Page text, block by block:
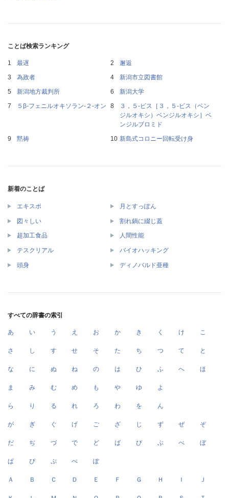
ことば検索ランキング
最遅
邂逅
為政者
新潟市立図書館
新潟地方裁判所
新潟大学
５β‐フェニルオキソラン‐２‐オン
３，５‐ビス［３，５‐ビス（ベン
ジルオキシ）ベンジルオキシ］ベ
ンジルブロミド
黙祷
新島式コロニー回転受け身
新着のことば
エキスポ 月とすっぽん
図々しい 割れ鍋に綴じ蓋
超加工食品 人間性能
テスクリアル バイオハッキング
頭身 ディノバルド亜種
すべての辞書の索引
あ い う え お か き く け こ
さ し す せ そ た ち つ て と
な に ぬ ね の は ひ ふ へ ほ
ま み む め も や ゆ よ
ら り る れ ろ わ を ん
が ぎ ぐ げ ご ざ じ ず ぜ ぞ
だ ぢ づ で ど ば び ぶ べ ぼ
ぱ ぴ ぷ ぺ ぽ
Ａ Ｂ Ｃ Ｄ Ｅ Ｆ Ｇ Ｈ Ｉ Ｊ